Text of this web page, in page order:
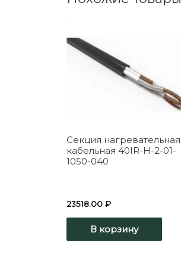
Секция нагревательная
кабельная 40IR-H-2-01-
1050-040
23518.00 ₽
В корзину